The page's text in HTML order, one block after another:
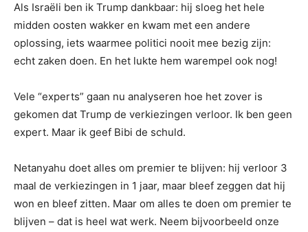
Als Israëli ben ik Trump dankbaar: hij sloeg het hele
midden oosten wakker en kwam met een andere
oplossing, iets waarmee politici nooit mee bezig zijn:
echt zaken doen. En het lukte hem warempel ook nog!
Vele “experts” gaan nu analyseren hoe het zover is
gekomen dat Trump de verkiezingen verloor. Ik ben geen
expert. Maar ik geef Bibi de schuld.
Netanyahu doet alles om premier te blijven: hij verloor 3
maal de verkiezingen in 1 jaar, maar bleef zeggen dat hij
won en bleef zitten. Maar om alles te doen om premier te
blijven – dat is heel wat werk. Neem bijvoorbeeld onze